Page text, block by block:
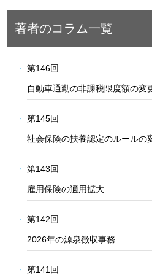
著者のコラム一覧
第146回
自動車通勤の非課税限度額の変
第145回
社会保険の扶養認定のルールの
第143回
雇用保険の適用拡大
第142回
2026年の源泉徴収事務
第141回